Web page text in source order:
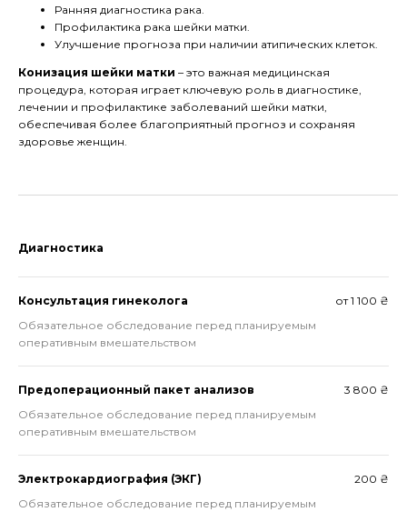
Ранняя диагностика рака.
Профилактика рака шейки матки.
Улучшение прогноза при наличии атипических клеток.
Конизация шейки матки – это важная медицинская
процедура, которая играет ключевую роль в диагностике,
лечении и профилактике заболеваний шейки матки,
обеспечивая более благоприятный прогноз и сохраняя
здоровье женщин.
Диагностика
Консультация гинеколога
от 1 100 ₴
Обязательное обследование перед планируемым
оперативным вмешательством
Предоперационный пакет анализов
3 800 ₴
Обязательное обследование перед планируемым
оперативным вмешательством
Электрокардиография (ЭКГ)
200 ₴
Обязательное обследование перед планируемым